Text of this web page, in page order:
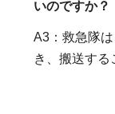
いのですか？
A3：救急隊
き、搬送する